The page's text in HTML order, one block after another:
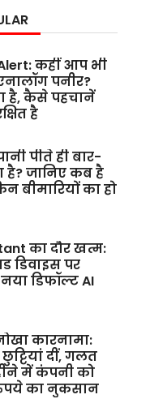
कहीं आप भी
पनीर?
है, कैसे पहचानें
है
पीते ही बार-
है? जानिए कब है
बीमारियों का हो
का दौर खत्म:
डिवाइस पर
डिफॉल्ट AI
कारनामा:
दीं, गलत
में कंपनी को
का नुकसान